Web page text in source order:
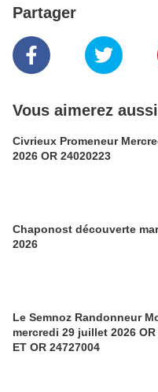
Partager
Vous aimerez aussi
Civrieux Promeneur Mercredi 5 aout
2026 OR 24020223
Chaponost découverte mardi 4 aout
2026
Le Semnoz Randonneur Montagne
mercredi 29 juillet 2026 OR 24537871
ET OR 24727004